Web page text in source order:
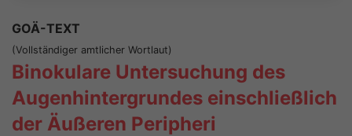
GOÄ-TEXT
(Vollständiger amtlicher Wortlaut)
Binokulare Untersuchung des
Augenhintergrundes einschließlich
der Äußeren Peripheri